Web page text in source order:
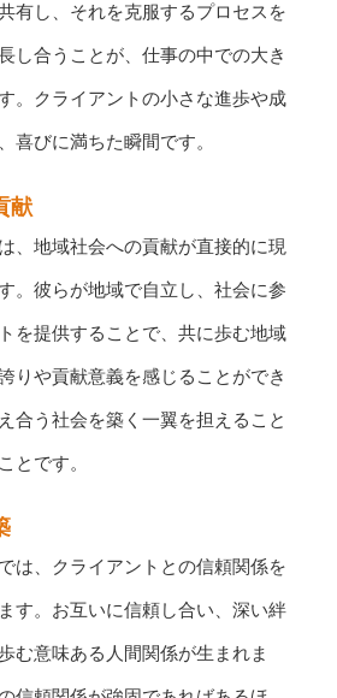
有し、それを克服するプロセスを
し合うことが、仕事の中での大き
。クライアントの小さな進歩や成
喜びに満ちた瞬間です。
献
、地域社会への貢献が直接的に現
。彼らが地域で自立し、社会に参
を提供することで、共に歩む地域
りや貢献意義を感じることができ
合う社会を築く一翼を担えること
とです。
は、クライアントとの信頼関係を
す。お互いに信頼し合い、深い絆
む意味ある人間関係が生まれま